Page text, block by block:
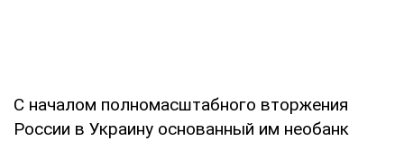
С началом полномасштабного вторжения
России в Украину основанный им необанк